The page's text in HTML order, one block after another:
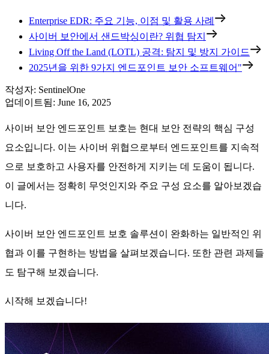
Enterprise EDR: 주요 기능, 이점 및 활용 사례
사이버 보안에서 샌드박싱이란? 위협 탐지
Living Off the Land (LOTL) 공격: 탐지 및 방지 가이드
2025년을 위한 9가지 엔드포인트 보안 소프트웨어"
작성자: SentinelOne
업데이트됨: June 16, 2025
사이버 보안 엔드포인트 보호는 현대 보안 전략의 핵심 구성
요소입니다. 이는 사이버 위협으로부터 엔드포인트를 지속적
으로 보호하고 사용자를 안전하게 지키는 데 도움이 됩니다.
이 글에서는 정확히 무엇인지와 주요 구성 요소를 알아보겠습
니다.
사이버 보안 엔드포인트 보호 솔루션이 완화하는 일반적인 위
협과 이를 구현하는 방법을 살펴보겠습니다. 또한 관련 과제들
도 탐구해 보겠습니다.
시작해 보겠습니다!